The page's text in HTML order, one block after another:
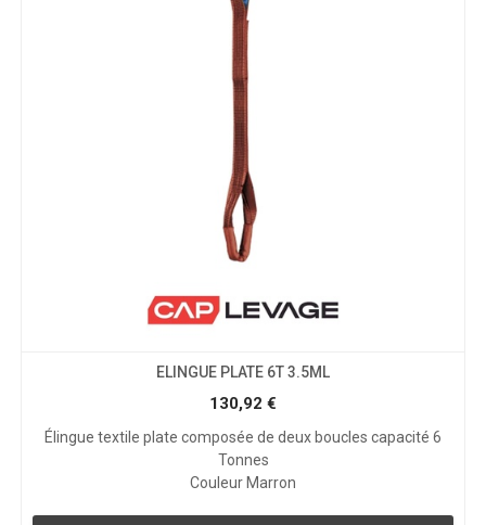
ELINGUE PLATE 6T 3.5ML
130,92 €
Élingue textile plate composée de deux boucles capacité 6
Tonnes
Couleur Marron